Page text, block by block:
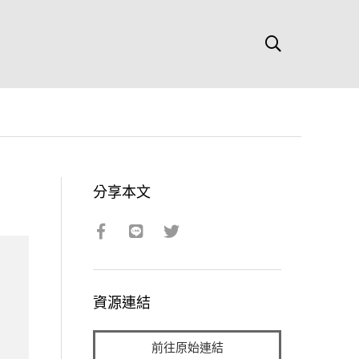
分享本文
資源連結
前往原始連結